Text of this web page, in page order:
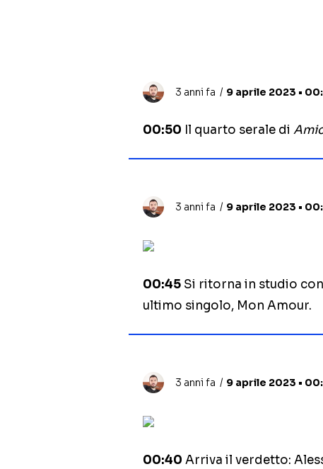
3 anni fa 9 aprile 2023 •
00:50 Il quarto serale di
3 anni fa 9 aprile 2023 •
00:45 Si ritorna in studio
ultimo singolo, Mon Amour.
3 anni fa 9 aprile 2023 •
00:40 Arriva il verdetto: